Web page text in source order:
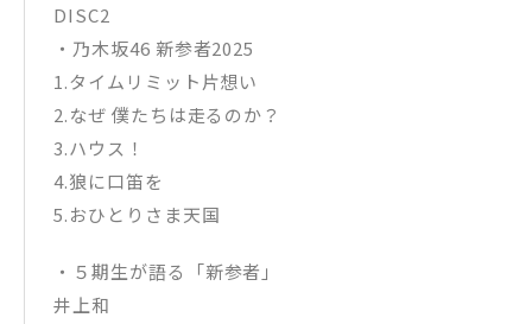
DISC2
・乃木坂46 新参者2025
1.タイムリミット片想い
2.なぜ 僕たちは走るのか？
3.ハウス！
4.狼に口笛を
5.おひとりさま天国
・５期生が語る「新参者」
井上和